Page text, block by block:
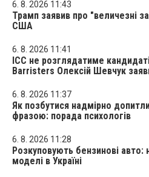
6. 8. 2026 11:43
Трамп заявив про "величезні
США
6. 8. 2026 11:41
ICC не розглядатиме
Barristers Олексій Шевчук
6. 8. 2026 11:37
Як позбутися надмірно
фразою: порада психологів
6. 8. 2026 11:28
Розкуповують бензинові авто:
моделі в Україні